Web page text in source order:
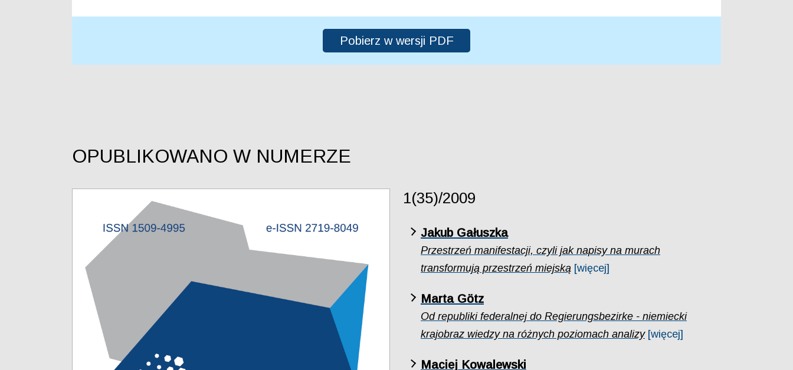
Pobierz w wersji PDF
OPUBLIKOWANO W NUMERZE
1(35)/2009
Jakub Gałuszka
Przestrzeń manifestacji, czyli jak napisy na murach
transformują przestrzeń miejską [więcej]
Marta Götz
Od republiki federalnej do Regierungsbezirke - niemiecki
krajobraz wiedzy na różnych poziomach analizy [więcej]
Maciej Kowalewski